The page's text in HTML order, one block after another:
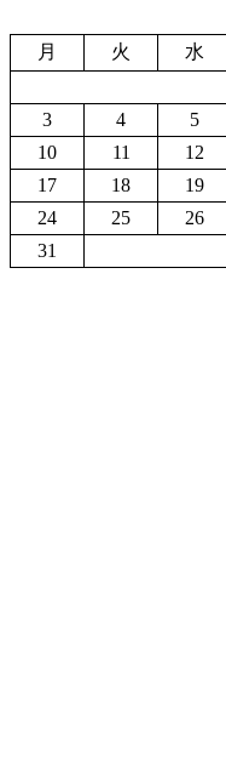
月
火 水
3
4 5
10
11 12
17
18 19
24
25 26
31